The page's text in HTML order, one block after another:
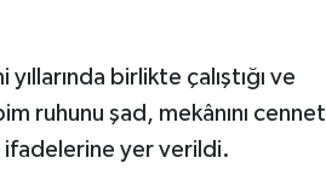
birlikte çalıştığı ve
ruhunu şad, mekânını cennet
ifadelerine yer verildi.